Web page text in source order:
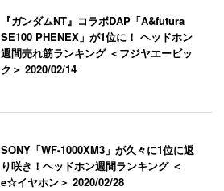
『ガンダムNT』コラボDAP「A&futura
SE100 PHENEX」が1位に！ ヘッドホン
週間売れ筋ランキング ＜フジヤエービッ
ク＞2020/02/14
SONY「WF-1000XM3」が久々に1位に返
り咲き！ヘッドホン週間ランキング ＜
e☆イヤホン＞2020/02/28